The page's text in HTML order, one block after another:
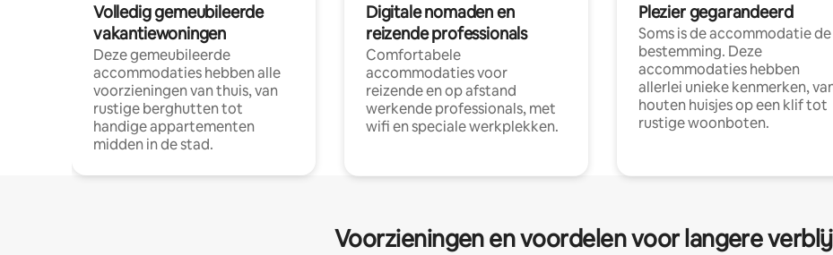
Volledig gemeubileerde
vakantiewoningen
Deze gemeubileerde
accommodaties hebben alle
voorzieningen van thuis, van
rustige berghutten tot
handige appartementen
midden in de stad.
Digitale nomaden en
reizende professionals
Comfortabele
accommodaties voor
reizende en op afstand
werkende professionals, met
wifi en speciale werkplekken.
Plezier gegarandeerd
Soms is de accommodatie de
bestemming. Deze
accommodaties hebben
allerlei unieke kenmerken,
houten huisjes op een klif tot
rustige woonboten.
Voorzieningen en voordelen voor langere